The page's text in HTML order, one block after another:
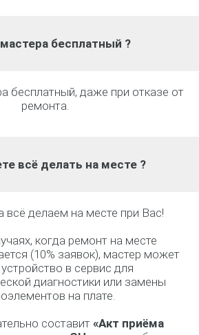
бесплатный ?
бесплатный, даже при отказе от
ремонта.
всё делать на месте ?
делаем на месте при Вас!
когда ремонт на месте
(10% заявок), мастер может
в сервис для
диагностики или замены
на плате.
составит «Акт приёма